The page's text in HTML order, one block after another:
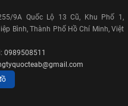
giới, là thương hiệu nổi
phẩm ống, phụ kiện, van
Ống nhựa uPVC, Ống
9A Quốc Lộ 13 Cũ, Khu Phố 1,
Bình, Thành Phố Hồ Chí Minh, Việt
0989508511